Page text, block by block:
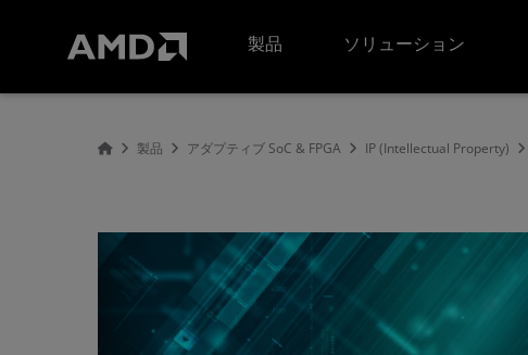
製品
ソリューション
製品 アダプティブ SoC & FPGA IP (Intellectual Property)